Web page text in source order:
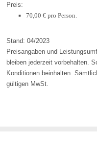
Preis:
70,00 € pro Person.
Stand: 04/2023
Preisangaben und
bleiben jederzeit vorbehalten.
Konditionen beinhalten.
gültigen MwSt.